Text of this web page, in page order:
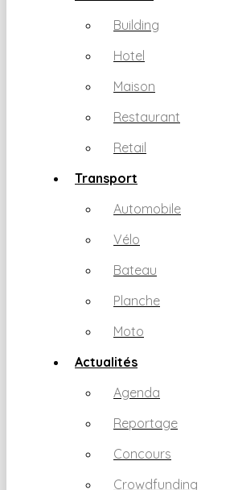
Building
Hotel
Maison
Restaurant
Retail
Transport
Automobile
Vélo
Bateau
Planche
Moto
Actualités
Agenda
Reportage
Concours
Crowdfunding